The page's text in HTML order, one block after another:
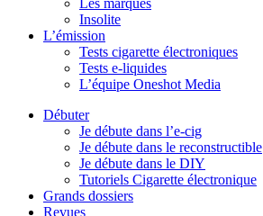
Insolite
L’émission
Tests cigarette électroniques
Tests e-liquides
L’équipe Oneshot Media
Débuter
Je débute dans l’e-cig
Je débute dans le reconstructible
Je débute dans le DIY
Tutoriels Cigarette électronique
Grands dossiers
Revues